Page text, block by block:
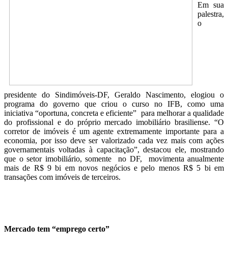
Em sua
palestra,
o
presidente do Sindimóveis-DF, Geraldo Nascimento, elogiou o
programa do governo que criou o curso no IFB, como uma
iniciativa “oportuna, concreta e eficiente” para melhorar a qualidade
do profissional e do próprio mercado imobiliário brasiliense. “O
corretor de imóveis é um agente extremamente importante para a
economia, por isso deve ser valorizado cada vez mais com ações
governamentais voltadas à capacitação”, destacou ele, mostrando
que o setor imobiliário, somente no DF, movimenta anualmente
mais de R$ 9 bi em novos negócios e pelo menos R$ 5 bi em
transações com imóveis de terceiros.
Mercado tem “emprego certo”